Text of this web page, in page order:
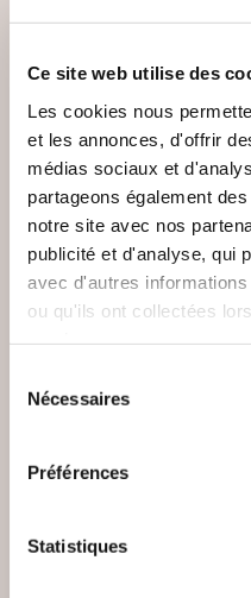
Ce site web utilise des
Les cookies nous
et les annonces, d'offrir
médias sociaux et
partageons également
notre site avec nos
publicité et d'analyse, qui
avec d'autres
ou qu'ils ont collectées
Nécessaires
Préférences
Statistiques
VOUS
NEW
JOCASTE 2.0